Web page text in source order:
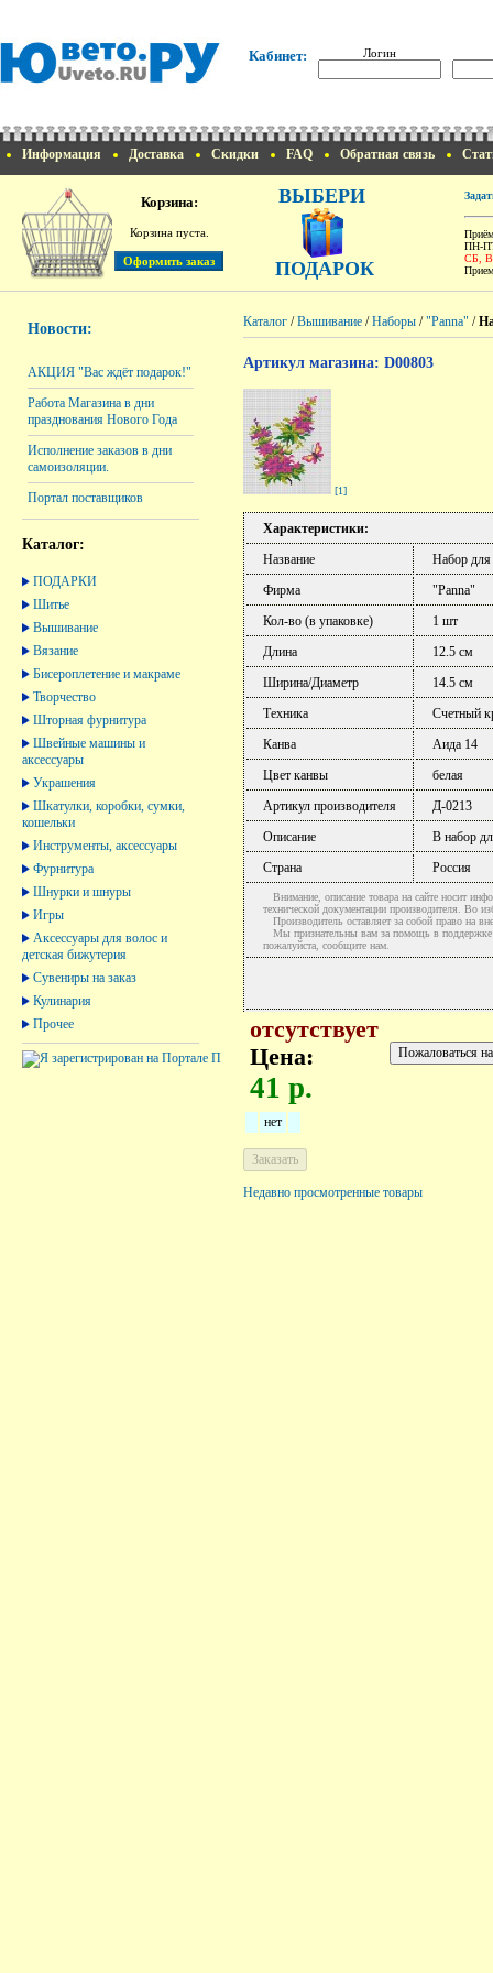
Кабинет: Логин
Информация Доставка Скидки FAQ Обратная связь
Корзина:
Корзина пуста.
ВЫБЕРИ
ПОДАРОК
ПН-
СБ,
Новости:
АКЦИЯ "Вас ждёт подарок!"
Работа Магазина в дни
празднования Нового Года
Исполнение заказов в дни
самоизоляции.
Портал поставщиков
Каталог:
ПОДАРКИ
Шитье
Вышивание
Вязание
Бисероплетение и макраме
Творчество
Шторная фурнитура
Швейные машины и
аксессуары
Украшения
Шкатулки, коробки, сумки,
кошельки
Инструменты, аксессуары
Фурнитура
Шнурки и шнуры
Игры
Аксессуары для волос и
детская бижутерия
Сувениры на заказ
Кулинария
Прочее
Каталог /Вышивание /Наборы /"Panna" /
Артикул магазина: D00803
[1]
Характеристики:
Название
Набор
Фирма
"Panna"
Кол-во (в упаковке)
1 шт
Длина
12.5 см
Ширина/Диаметр
14.5 см
Техника
Счетный
Канва
Аида 14
Цвет канвы
белая
Артикул производителя
Д-0213
Описание
В набор
Страна
Россия
Внимание, описание товара на сайте носит
технической документации производителя. Во
Производитель оставляет за собой право на
Мы признательны вам за помощь в поддержке
пожалуйста, сообщите нам.
отсутствует
Цена:
41 р.
нет
Недавно просмотренные товары